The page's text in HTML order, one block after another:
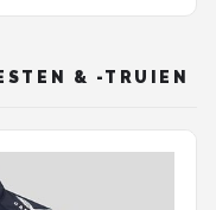
& -TRUIEN